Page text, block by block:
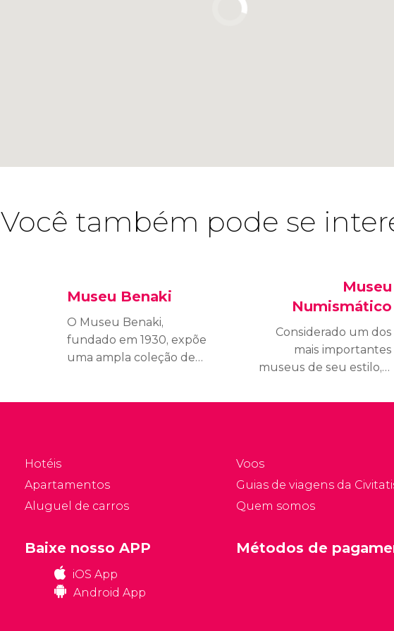
Você também pode se
Museu Benaki
O Museu Benaki,
fundado em 1930, expõe
uma ampla coleção de
Museu
Numismático
Considerado um dos
mais importantes
museus de seu estilo, o
Atenas tem mais de
Hotéis
Apartamentos
Aluguel de carros
Voos
Guias de viagens da
Quem somos
Baixe nosso APP
iOS App
Android App
Métodos de